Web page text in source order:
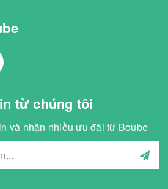
từ chúng tôi
và nhận nhiều ưu đãi từ Boube